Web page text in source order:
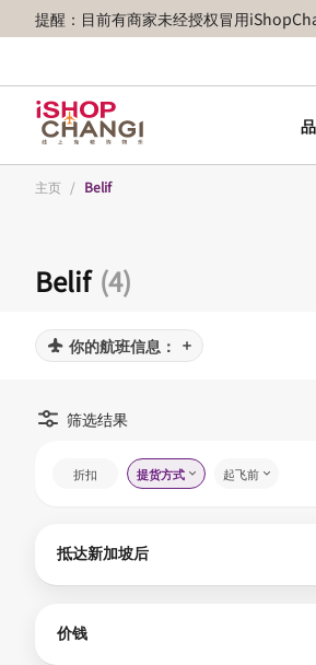
提醒：目前有商家未经授权冒用
主页 / Belif
Belif (4)
你的航班信息：
筛选结果
折扣 提货方式 起飞前
抵达新加坡后
价钱